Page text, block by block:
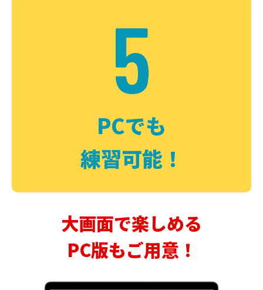
5
PCでも
練習可能！
大画面で楽しめる
PC版もご用意！